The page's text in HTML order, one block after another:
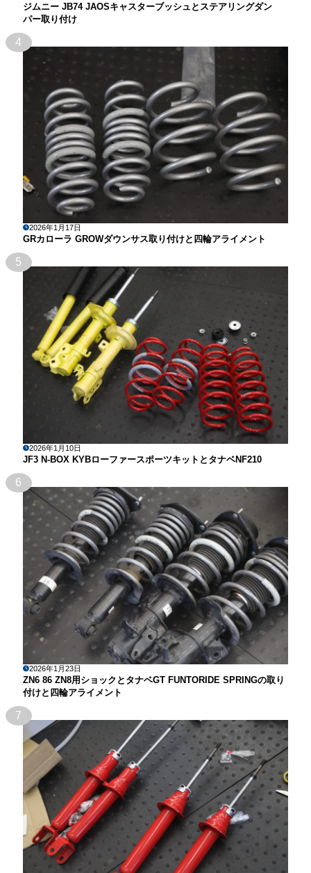
ジムニー JB74 JAOSキャスターブッシュとステアリングダン
パー取り付け
4
2026年1月17日
GRカローラ GROWダウンサス取り付けと四輪アライメント
5
2026年1月10日
JF3 N-BOX KYBローファースポーツキットとタナベNF210
6
2026年1月23日
ZN6 86 ZN8用ショックとタナベGT FUNTORIDE SPRINGの取り
付けと四輪アライメント
7